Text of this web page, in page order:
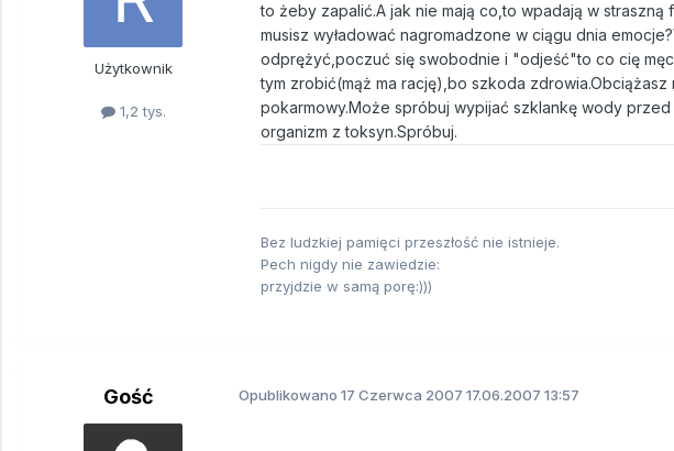
Użytkownik
1,2 tys.
to żeby zapalić.A jak nie mają co,to wpadają w
musisz wyładować nagromadzone w ciągu dnia
odprężyć,poczuć się swobodnie i "odjeść"to co cię
tym zrobić(mąż ma rację),bo szkoda
pokarmowy.Może spróbuj wypijać szklankę wody
organizm z toksyn.Spróbuj.
Bez ludzkiej pamięci przeszłość nie istnieje.
Pech nigdy nie zawiedzie:
przyjdzie w samą porę:)))
Gość Opublikowano 17 Czerwca 2007 17.06.2007 13:57